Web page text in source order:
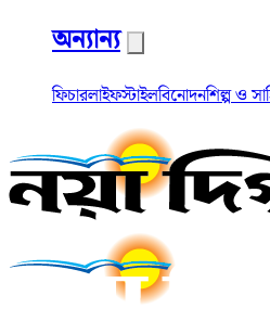
অন্যান্য
ফিচারলাইফস্টাইলবিনোদনশিল্প ও